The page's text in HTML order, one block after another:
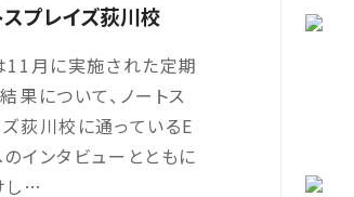
スプレイズ荻川校
11月に実施された定期
果について、ノートス
荻川校に通っているE
インタビューとともに
し…